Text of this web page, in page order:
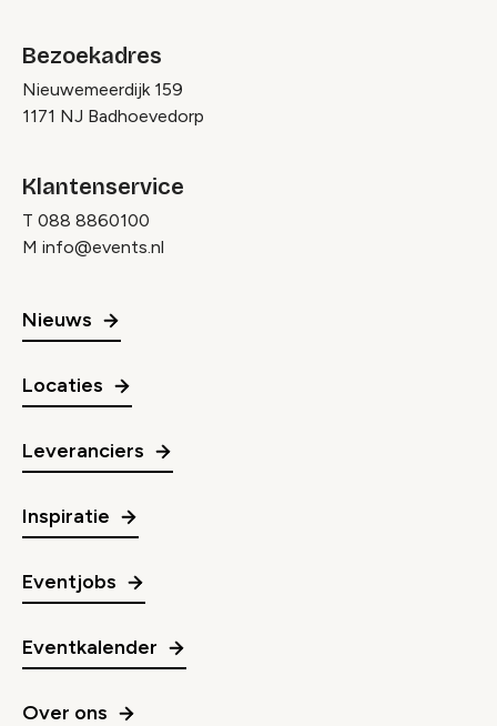
Bezoekadres
Nieuwemeerdijk 159
1171 NJ Badhoevedorp
Klantenservice
T 088 8860100
M info@events.nl
Nieuws
Locaties
Leveranciers
Inspiratie
Eventjobs
Eventkalender
Over ons